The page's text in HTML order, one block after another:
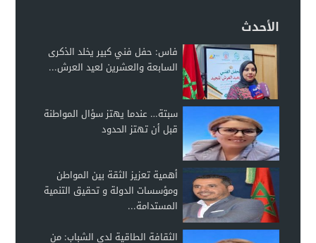
الأحدث
فاس: حفل فني كبير يخلد الذكرى
السابعة والعشرين لعيد العرش...
سبتة… عندما يهتز سؤال المواطنة
قبل أن تهتز الحدود
أهمية تعزيز الثقة بين المواطن
ومؤسسات الدولة و تحقيق التنمية
المستدامة...
الثقافة الطاقية لدى الشباب: من